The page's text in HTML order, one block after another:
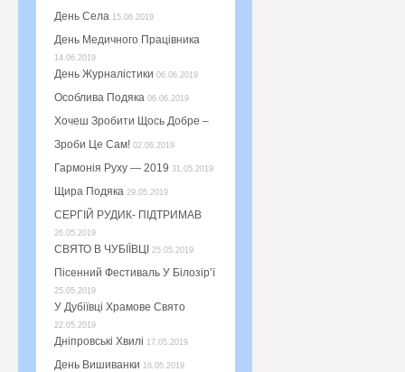
День Села 15.06.2019
День Медичного Працівника
14.06.2019
День Журналістики 06.06.2019
Особлива Подяка 06.06.2019
Хочеш Зробити Щось Добре –
Зроби Це Сам! 02.06.2019
Гармонія Руху — 2019 31.05.2019
Щира Подяка 29.05.2019
СЕРГІЙ РУДИК- ПІДТРИМАВ
26.05.2019
СВЯТО В ЧУБІЇВЦІ 25.05.2019
Пісенний Фестиваль У Білозір’ї
25.05.2019
У Дубіївці Храмове Свято
22.05.2019
Дніпровські Хвилі 17.05.2019
День Вишиванки 16.05.2019